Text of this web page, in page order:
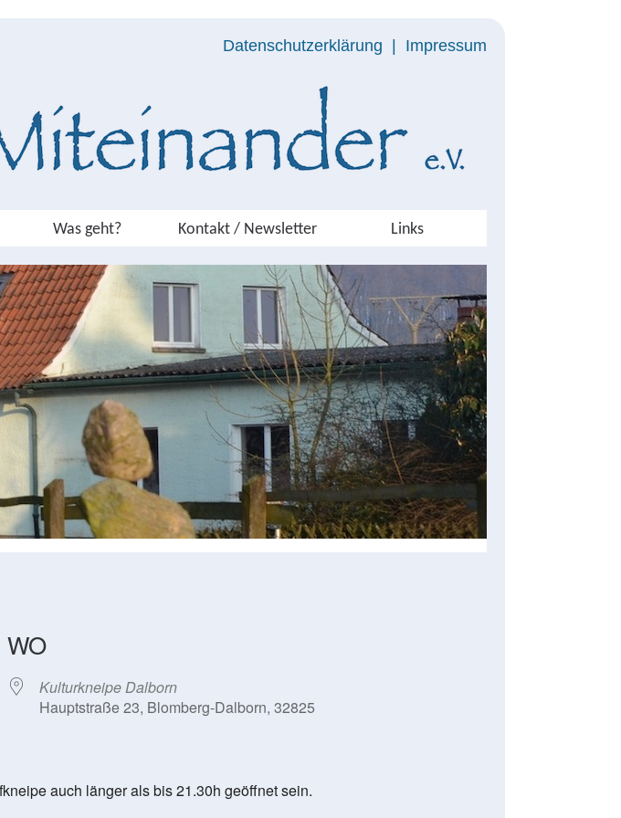
Datenschutzerklärung Impressum
Was geht? Kontakt / Newsletter Links
WO
Kulturkneipe Dalborn
Hauptstraße 23, Blomberg-Dalborn, 32825
auch länger als bis 21.30h geöffnet sein.